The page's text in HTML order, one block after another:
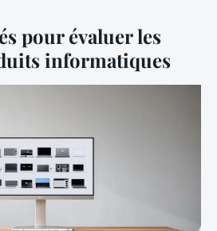
pour évaluer les
informatiques